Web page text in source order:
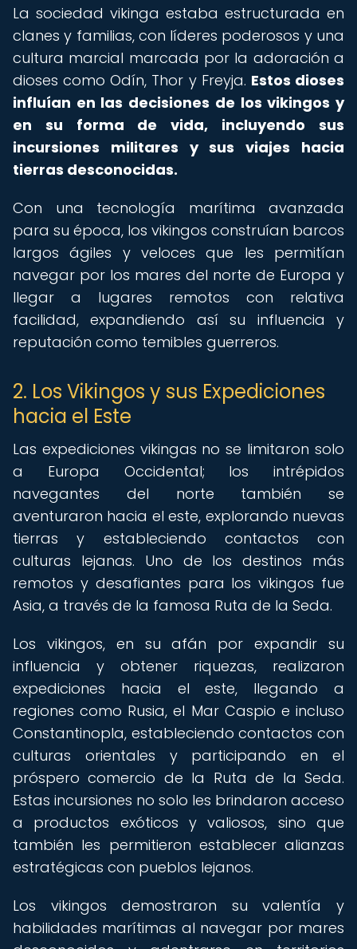
La sociedad vikinga estaba estructurada en
clanes y familias, con líderes poderosos y una
cultura marcial marcada por la adoración a
dioses como Odín, Thor y Freyja. Estos dioses
influían en las decisiones de los vikingos y
en su forma de vida, incluyendo sus
incursiones militares y sus viajes hacia
tierras desconocidas.
Con una tecnología marítima avanzada
para su época, los vikingos construían barcos
largos ágiles y veloces que les permitían
navegar por los mares del norte de Europa y
llegar a lugares remotos con relativa
facilidad, expandiendo así su influencia y
reputación como temibles guerreros.
2. Los Vikingos y sus Expediciones
hacia el Este
Las expediciones vikingas no se limitaron solo
a Europa Occidental; los intrépidos
navegantes del norte también se
aventuraron hacia el este, explorando nuevas
tierras y estableciendo contactos con
culturas lejanas. Uno de los destinos más
remotos y desafiantes para los vikingos fue
Asia, a través de la famosa Ruta de la Seda.
Los vikingos, en su afán por expandir su
influencia y obtener riquezas, realizaron
expediciones hacia el este, llegando a
regiones como Rusia, el Mar Caspio e incluso
Constantinopla, estableciendo contactos con
culturas orientales y participando en el
próspero comercio de la Ruta de la Seda.
Estas incursiones no solo les brindaron acceso
a productos exóticos y valiosos, sino que
también les permitieron establecer alianzas
estratégicas con pueblos lejanos.
Los vikingos demostraron su valentía y
habilidades marítimas al navegar por mares